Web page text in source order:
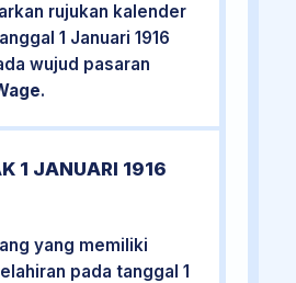
rujukan kalender
1 Januari 1916
wujud pasaran
.
1 JANUARI 1916
yang memiliki
pada tanggal 1